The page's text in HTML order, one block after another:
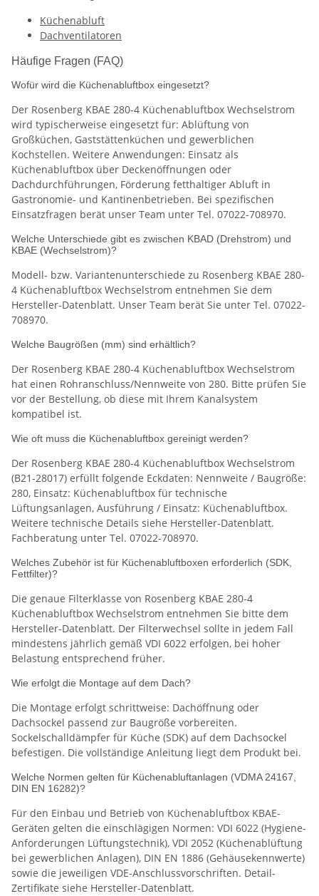
Küchenabluft
Dachventilatoren
Häufige Fragen (FAQ)
Wofür wird die Küchenabluftbox eingesetzt?
Der Rosenberg KBAE 280-4 Küchenabluftbox Wechselstrom
wird typischerweise eingesetzt für: Ablüftung von
Großküchen, Gaststättenküchen und gewerblichen
Kochstellen. Weitere Anwendungen: Einsatz als
Küchenabluftbox über Deckenöffnungen oder
Dachdurchführungen, Förderung fetthaltiger Abluft in
Gastronomie- und Kantinenbetrieben. Bei spezifischen
Einsatzfragen berät unser Team unter Tel. 07022-708970.
Welche Unterschiede gibt es zwischen KBAD (Drehstrom) und
KBAE (Wechselstrom)?
Modell- bzw. Variantenunterschiede zu Rosenberg KBAE 280-
4 Küchenabluftbox Wechselstrom entnehmen Sie dem
Hersteller-Datenblatt. Unser Team berät Sie unter Tel. 07022-
708970.
Welche Baugrößen (mm) sind erhältlich?
Der Rosenberg KBAE 280-4 Küchenabluftbox Wechselstrom
hat einen Rohranschluss/Nennweite von 280. Bitte prüfen Sie
vor der Bestellung, ob diese mit Ihrem Kanalsystem
kompatibel ist.
Wie oft muss die Küchenabluftbox gereinigt werden?
Der Rosenberg KBAE 280-4 Küchenabluftbox Wechselstrom
(B21-28017) erfüllt folgende Eckdaten: Nennweite / Baugröße:
280, Einsatz: Küchenabluftbox für technische
Lüftungsanlagen, Ausführung / Einsatz: Küchenabluftbox.
Weitere technische Details siehe Hersteller-Datenblatt.
Fachberatung unter Tel. 07022-708970.
Welches Zubehör ist für Küchenabluftboxen erforderlich (SDK,
Fettfilter)?
Die genaue Filterklasse von Rosenberg KBAE 280-4
Küchenabluftbox Wechselstrom entnehmen Sie bitte dem
Hersteller-Datenblatt. Der Filterwechsel sollte in jedem Fall
mindestens jährlich gemäß VDI 6022 erfolgen, bei hoher
Belastung entsprechend früher.
Wie erfolgt die Montage auf dem Dach?
Die Montage erfolgt schrittweise: Dachöffnung oder
Dachsockel passend zur Baugröße vorbereiten.
Sockelschalldämpfer für Küche (SDK) auf dem Dachsockel
befestigen. Die vollständige Anleitung liegt dem Produkt bei.
Welche Normen gelten für Küchenabluftanlagen (VDMA 24167,
DIN EN 16282)?
Für den Einbau und Betrieb von Küchenabluftbox KBAE-
Geräten gelten die einschlägigen Normen: VDI 6022 (Hygiene-
Anforderungen Lüftungstechnik), VDI 2052 (Küchenablüftung
bei gewerblichen Anlagen), DIN EN 1886 (Gehäusekennwerte)
sowie die jeweiligen VDE-Anschlussvorschriften. Detail-
Zertifikate siehe Hersteller-Datenblatt.